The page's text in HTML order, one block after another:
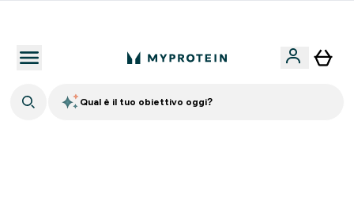
Qual è il tuo obiettivo oggi?